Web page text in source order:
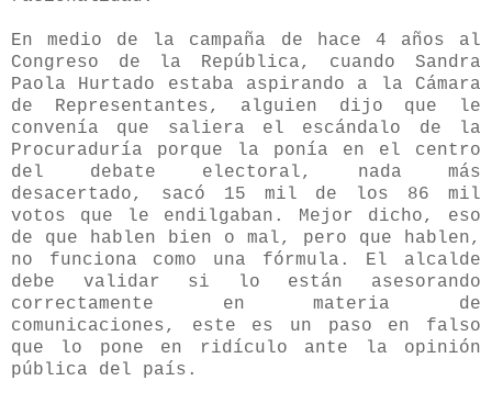
En medio de la campaña de hace 4 años al
Congreso de la República, cuando Sandra
Paola Hurtado estaba aspirando a la Cámara
de Representantes, alguien dijo que le
convenía que saliera el escándalo de la
Procuraduría porque la ponía en el centro
del debate electoral, nada más
desacertado, sacó 15 mil de los 86 mil
votos que le endilgaban. Mejor dicho, eso
de que hablen bien o mal, pero que hablen,
no funciona como una fórmula. El alcalde
debe validar si lo están asesorando
correctamente en materia de
comunicaciones, este es un paso en falso
que lo pone en ridículo ante la opinión
pública del país.